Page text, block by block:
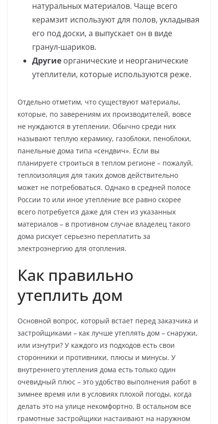
натуральных материалов. Чаще всего
керамзит используют для полов, укладывая
его под доски, а выпускает он в виде
гранул-шариков.
Другие органические и неорганические
утеплители, которые используются реже.
Отдельно отметим, что существуют материалы,
которые, по заверениям их производителей, вовсе
не нуждаются в утеплении. Обычно среди них
называют теплую керамику, газоблоки, пеноблоки,
панельные дома типа «сендвич». Если вы
планируете строиться в теплом регионе – пожалуй,
теплоизоляция для таких домов действительно
может не потребоваться. Однако в средней полосе
России то или иное утепление все равно скорее
всего потребуется даже для стен из указанных
материалов – в противном случае владелец такого
дома рискует серьезно переплатить за
электроэнергию для отопления.
Как правильно
утеплить дом
Основной вопрос, который встает перед заказчика и
застройщиками – как лучше утеплять дом – снаружи,
или изнутри? У каждого из подходов есть свои
сторонники и противники, плюсы и минусы. У
внутреннего утепления дома есть только один
очевидный плюс – это удобство выполнения работ в
зимнее время или в условиях плохой погоды, когда
делать это на улице некомфортно. В остальном все
грамотные застройщики настаивают на наружном